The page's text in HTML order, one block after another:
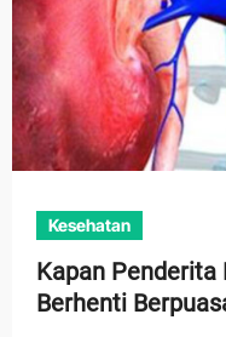
Kesehatan
Kapan Penderita
Berhenti